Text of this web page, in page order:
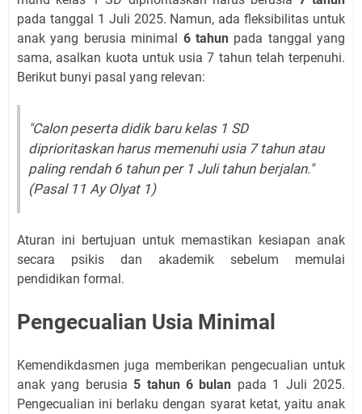
pada tanggal 1 Juli 2025. Namun, ada fleksibilitas untuk
anak yang berusia minimal 6 tahunpada tanggal yang
sama, asalkan kuota untuk usia 7 tahun telah terpenuhi.
Berikut bunyi pasal yang relevan:
"Calon peserta didik baru kelas 1 SD
diprioritaskan harus memenuhi usia 7 tahun atau
paling rendah 6 tahun per 1 Juli tahun berjalan."
(Pasal 11 Ay Olyat 1)
Aturan ini bertujuan untuk memastikan kesiapan anak
secara psikis dan akademik sebelum memulai
pendidikan formal.
Pengecualian Usia Minimal
Kemendikdasmen juga memberikan pengecualian untuk
anak yang berusia 5 tahun 6 bulan pada 1 Juli 2025.
Pengecualian ini berlaku dengan syarat ketat, yaitu anak